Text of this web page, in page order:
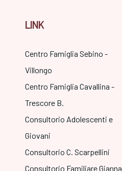
LINK
Centro Famiglia Sebino -
Villongo
Centro Famiglia Cavallina -
Trescore B.
Consultorio Adolescenti e
Giovani
Consultorio C. Scarpellini
Consultorio Familiare Gianna